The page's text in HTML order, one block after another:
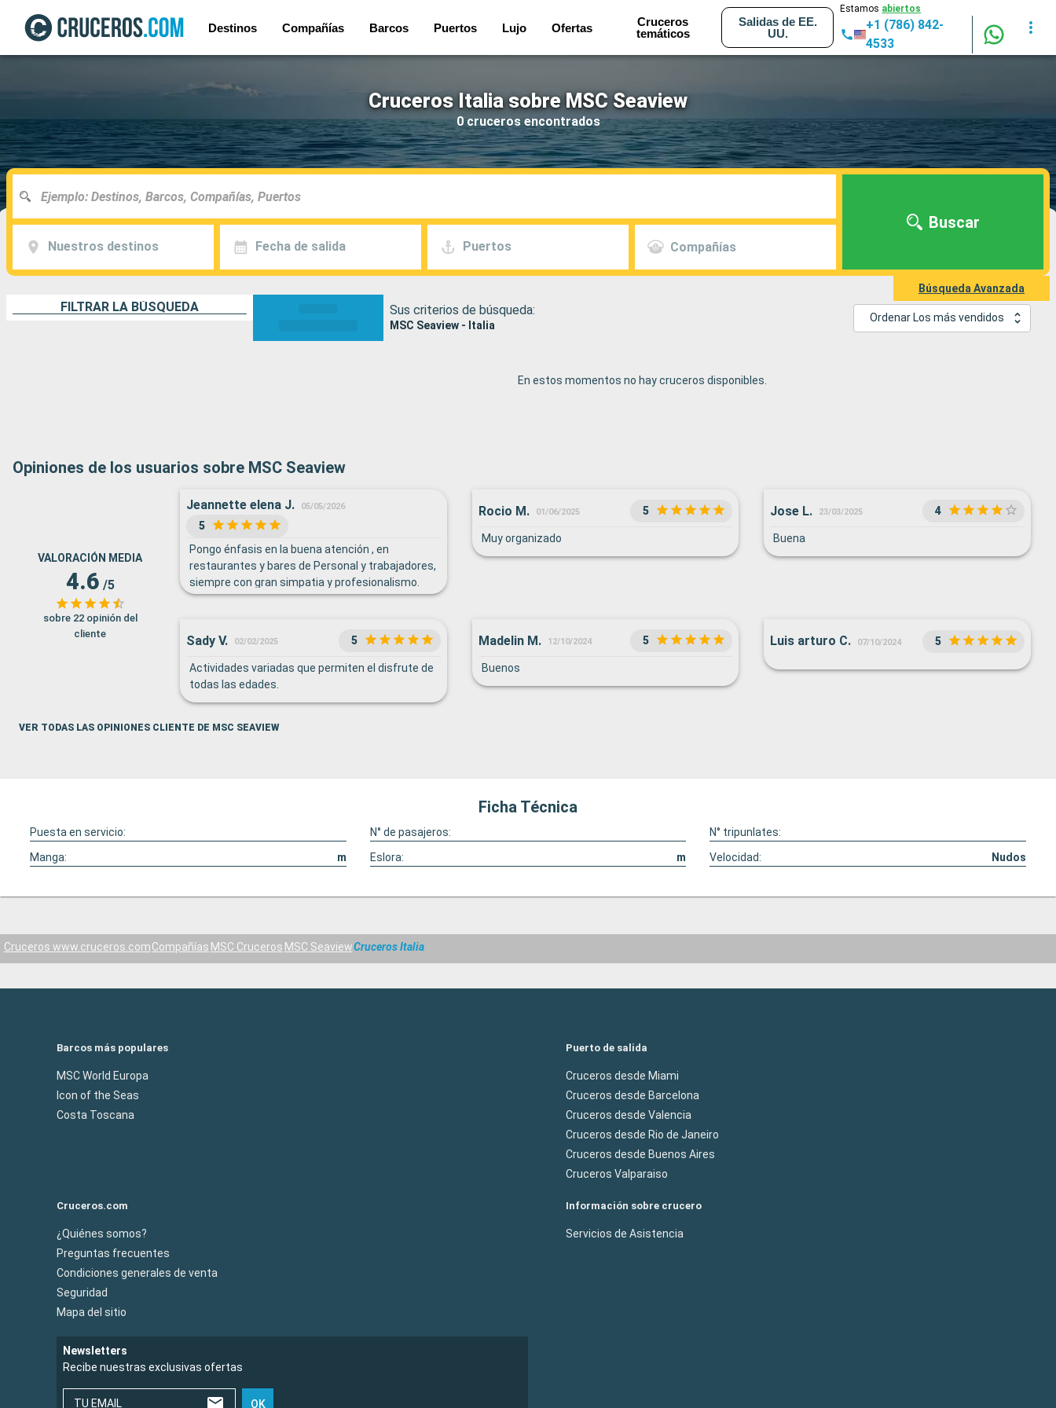
Destinos Compañías Barcos Puertos Lujo Ofertas
Cruceros
temáticos
Salidas de EE.
UU.
Estamos abiertos
+1 (786) 842-
4533
Cruceros Italia sobre MSC Seaview
0 cruceros encontrados
Nuestros destinos Fecha de salida Puertos Compañías
Buscar
Búsqueda Avanzada
FILTRAR LA BÚSQUEDA Sus criterios de búsqueda:
MSC Seaview - Italia
Ordenar Los más vendidos
En estos momentos no hay cruceros disponibles.
Opiniones de los usuarios sobre MSC Seaview
VALORACIÓN MEDIA
4.6 /5
sobre 22 opinión del
cliente
Jeannette elena J. 05/05/2026
5
Pongo énfasis en la buena atención , en
restaurantes y bares de Personal y trabajadores,
siempre con gran simpatia y profesionalismo.
Gran servicio Recomendaría en zona de bufet de
cakes decorados) y mejorar y aumentar
selección de frutas. Igualmente, me llamo la
atención que muchos días días de recorrido no
hubieran tés ( negros, earl grey , etc). Solo habían
Rocio M. 01/06/2025 5
Muy organizado
Jose L. 23/03/2025 4
Buena
Sady V. 02/02/2025 5
Actividades variadas que permiten el disfrute de
todas las edades.
Madelin M. 12/10/2024 5
Buenos
Luis arturo C. 07/10/2024 5
VER TODAS LAS OPINIONES CLIENTE DE MSC SEAVIEW
Ficha Técnica
Puesta en servicio: N° de pasajeros:
N° tripunlates:
Manga:
m Eslora: m Velocidad: Nudos
Cruceros www.cruceros.comCompañías MSC Cruceros MSC SeaviewCruceros Italia
Barcos más populares
MSC World Europa
Icon of the Seas
Costa Toscana
Puerto de salida
Cruceros desde Miami
Cruceros desde Barcelona
Cruceros desde Valencia
Cruceros desde Rio de Janeiro
Cruceros desde Buenos Aires
Cruceros Valparaiso
Cruceros.com
¿Quiénes somos?
Preguntas frecuentes
Condiciones generales de venta
Seguridad
Mapa del sitio
Información sobre crucero
Servicios de Asistencia
Newsletters
Recibe nuestras exclusivas ofertas
TU EMAIL OK